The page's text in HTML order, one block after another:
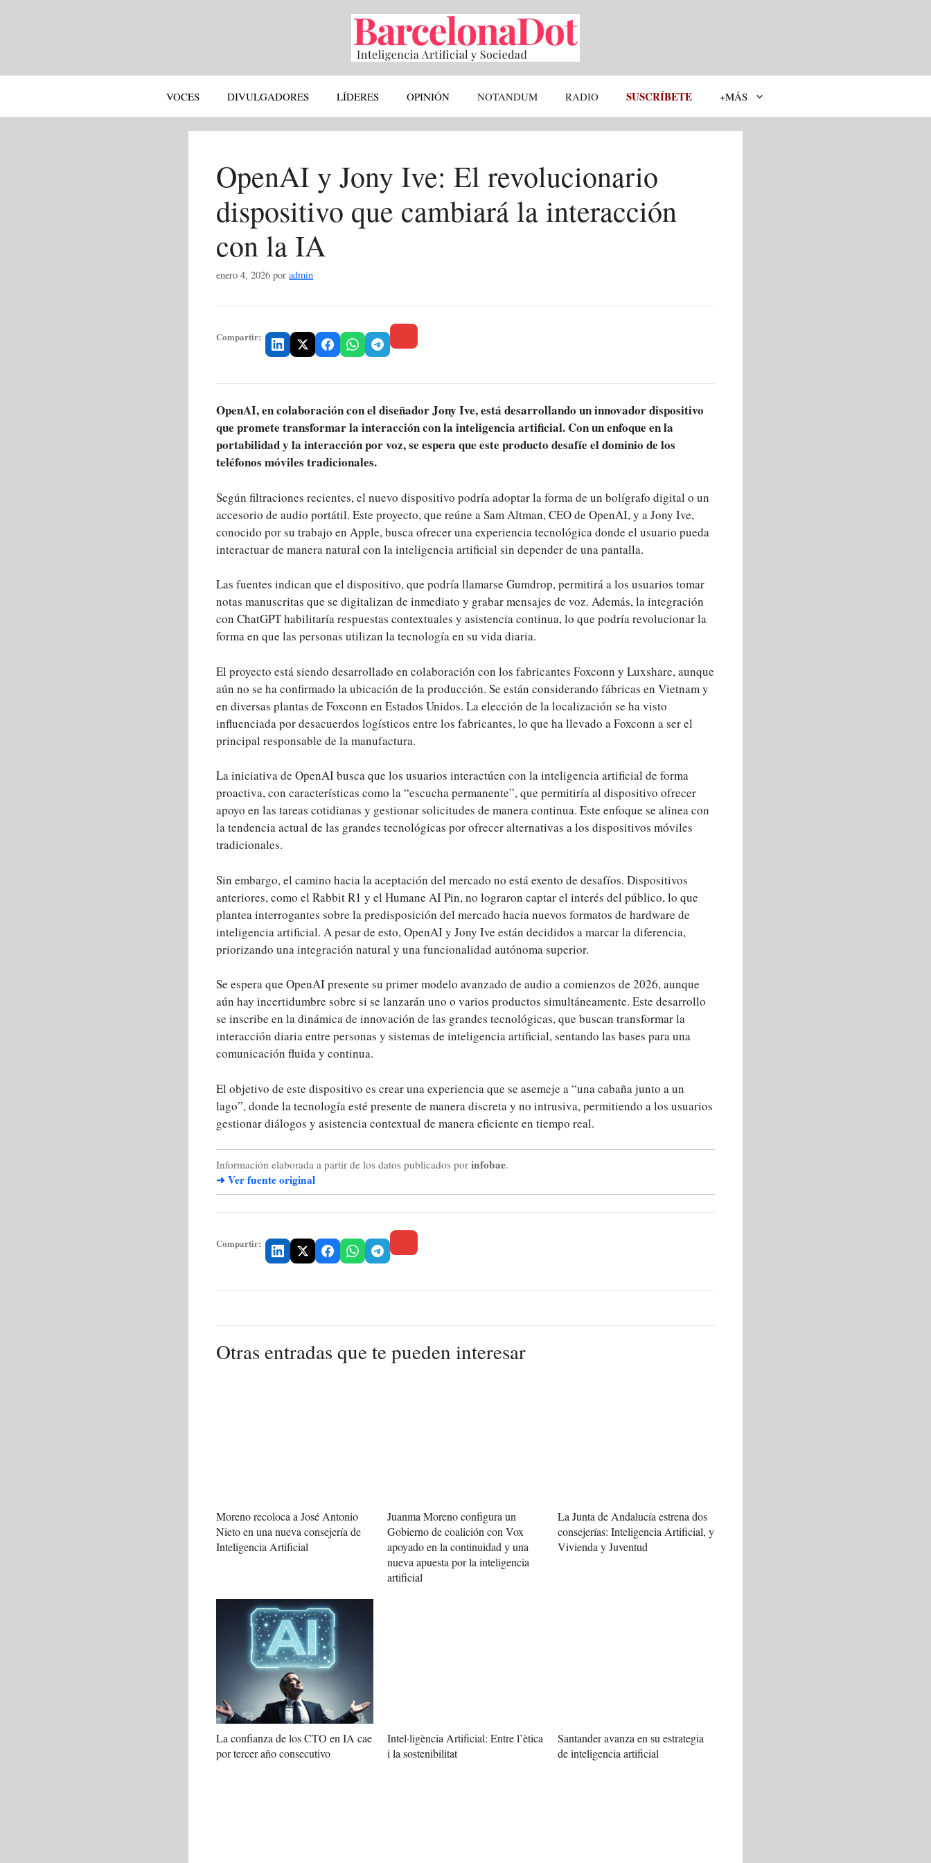
VOCES DIVULGADORES LÍDERES OPINIÓN NOTANDUM RADIO SUSCRÍBETE +MÁS
OpenAI y Jony Ive: El revolucionario
dispositivo que cambiará la interacción
con la IA
enero 4, 2026 por admin
Compartir:
OpenAI, en colaboración con el diseñador Jony Ive, está desarrollando un innovador dispositivo
que promete transformar la interacción con la inteligencia artificial. Con un enfoque en la
portabilidad y la interacción por voz, se espera que este producto desafíe el dominio de los
teléfonos móviles tradicionales.
Según filtraciones recientes, el nuevo dispositivo podría adoptar la forma de un bolígrafo digital o un
accesorio de audio portátil. Este proyecto, que reúne a Sam Altman, CEO de OpenAI, y a Jony Ive,
conocido por su trabajo en Apple, busca ofrecer una experiencia tecnológica donde el usuario pueda
interactuar de manera natural con la inteligencia artificial sin depender de una pantalla.
Las fuentes indican que el dispositivo, que podría llamarse Gumdrop, permitirá a los usuarios tomar
notas manuscritas que se digitalizan de inmediato y grabar mensajes de voz. Además, la integración
con ChatGPT habilitaría respuestas contextuales y asistencia continua, lo que podría revolucionar la
forma en que las personas utilizan la tecnología en su vida diaria.
El proyecto está siendo desarrollado en colaboración con los fabricantes Foxconn y Luxshare, aunque
aún no se ha confirmado la ubicación de la producción. Se están considerando fábricas en Vietnam y
en diversas plantas de Foxconn en Estados Unidos. La elección de la localización se ha visto
influenciada por desacuerdos logísticos entre los fabricantes, lo que ha llevado a Foxconn a ser el
principal responsable de la manufactura.
La iniciativa de OpenAI busca que los usuarios interactúen con la inteligencia artificial de forma
proactiva, con características como la “escucha permanente”, que permitiría al dispositivo ofrecer
apoyo en las tareas cotidianas y gestionar solicitudes de manera continua. Este enfoque se alinea con
la tendencia actual de las grandes tecnológicas por ofrecer alternativas a los dispositivos móviles
tradicionales.
Sin embargo, el camino hacia la aceptación del mercado no está exento de desafíos. Dispositivos
anteriores, como el Rabbit R1 y el Humane AI Pin, no lograron captar el interés del público, lo que
plantea interrogantes sobre la predisposición del mercado hacia nuevos formatos de hardware de
inteligencia artificial. A pesar de esto, OpenAI y Jony Ive están decididos a marcar la diferencia,
priorizando una integración natural y una funcionalidad autónoma superior.
Se espera que OpenAI presente su primer modelo avanzado de audio a comienzos de 2026, aunque
aún hay incertidumbre sobre si se lanzarán uno o varios productos simultáneamente. Este desarrollo
se inscribe en la dinámica de innovación de las grandes tecnológicas, que buscan transformar la
interacción diaria entre personas y sistemas de inteligencia artificial, sentando las bases para una
comunicación fluida y continua.
El objetivo de este dispositivo es crear una experiencia que se asemeje a “una cabaña junto a un
lago”, donde la tecnología esté presente de manera discreta y no intrusiva, permitiendo a los usuarios
gestionar diálogos y asistencia contextual de manera eficiente en tiempo real.
Información elaborada a partir de los datos publicados por infobae.
➜ Ver fuente original
Compartir:
Otras entradas que te pueden interesar
Moreno recoloca a José Antonio
Nieto en una nueva consejería de
Inteligencia Artificial
Juanma Moreno configura un
Gobierno de coalición con Vox
apoyado en la continuidad y una
nueva apuesta por la inteligencia
artificial
La Junta de Andalucía estrena dos
consejerías: Inteligencia Artificial, y
Vivienda y Juventud
La confianza de los CTO en IA cae
por tercer año consecutivo
Intel·ligència Artificial: Entre l’ètica
i la sostenibilitat
Santander avanza en su estrategia
de inteligencia artificial